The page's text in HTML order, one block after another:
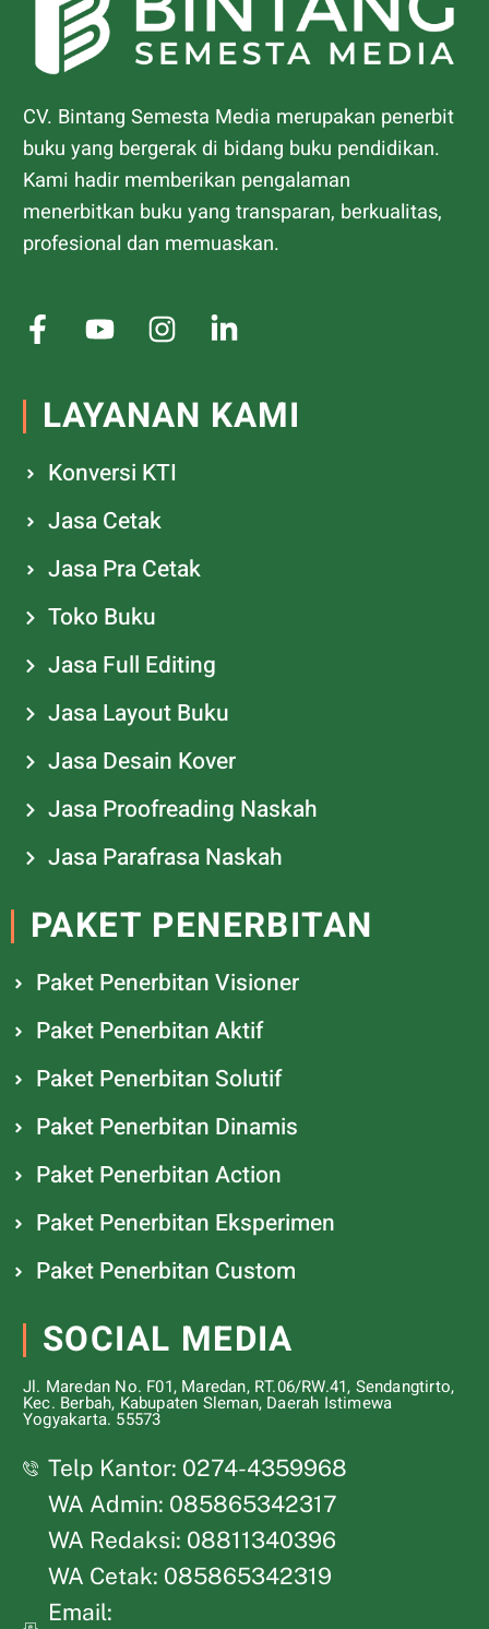
CV. Bintang Semesta Media merupakan penerbit
buku yang bergerak di bidang buku pendidikan.
Kami hadir memberikan pengalaman
menerbitkan buku yang transparan, berkualitas,
profesional dan memuaskan.
LAYANAN KAMI
Konversi KTI
Jasa Cetak
Jasa Pra Cetak
Toko Buku
Jasa Full Editing
Jasa Layout Buku
Jasa Desain Kover
Jasa Proofreading Naskah
Jasa Parafrasa Naskah
PAKET PENERBITAN
Paket Penerbitan Visioner
Paket Penerbitan Aktif
Paket Penerbitan Solutif
Paket Penerbitan Dinamis
Paket Penerbitan Action
Paket Penerbitan Eksperimen
Paket Penerbitan Custom
SOCIAL MEDIA
Jl. Maredan No. F01, Maredan, RT.06/RW.41, Sendangtirto,
Kec. Berbah, Kabupaten Sleman, Daerah Istimewa
Yogyakarta. 55573
Telp Kantor: 0274-4359968
WA Admin: 085865342317
WA Redaksi: 08811340396
WA Cetak: 085865342319
Email: